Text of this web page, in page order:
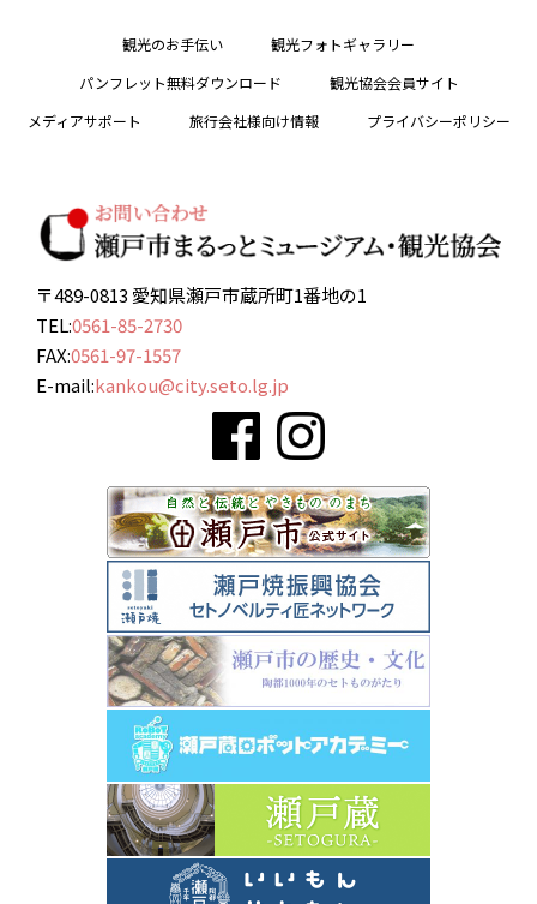
観光のお手伝い
観光フォトギャラリー
パンフレット無料ダウンロード
観光協会会員サイト
メディアサポート
旅行会社様向け情報 プライバシーポリシー
〒489-0813 愛知県瀬戸市蔵所町1番地の1
TEL:0561-85-2730
FAX:0561-97-1557
E-mail:kankou@city.seto.lg.jp